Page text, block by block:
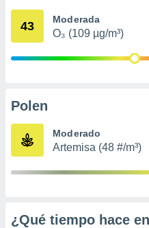
mediante
publicidad
de
43 Moderada
O₃ (109 µg/m³)
Polen
Moderado
Artemisa (48 #/m³)
¿Qué tiempo hace